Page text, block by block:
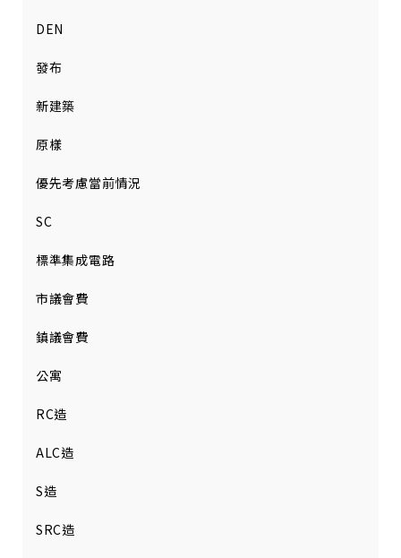
DEN
發布
新建築
原樣
優先考慮當前情況
SC
標準集成電路
市議會費
鎮議會費
公寓
RC造
ALC造
S造
SRC造